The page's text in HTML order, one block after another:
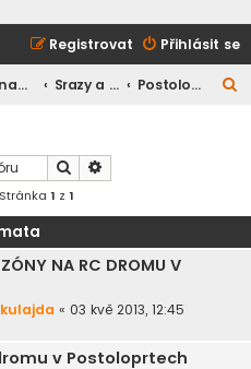
Přihlásit se
Registrovat
Co se jinam nevešlo Srazy a setkání Postoloprty
Hledat
1 z 1
NA RC DROMU V
« 03 kvě 2013, 12:45
v Postoloprtech